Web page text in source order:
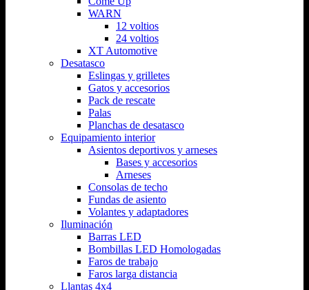
WARN
12 voltios
24 voltios
XT Automotive
Desatasco
Eslingas y grilletes
Gatos y accesorios
Pack de rescate
Palas
Planchas de desatasco
Equipamiento interior
Asientos deportivos y arneses
Bases y accesorios
Arneses
Consolas de techo
Fundas de asiento
Volantes y adaptadores
Iluminación
Barras LED
Bombillas LED Homologadas
Faros de trabajo
Faros larga distancia
Llantas 4x4